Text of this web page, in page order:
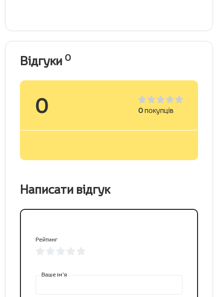
Відгуки 0
0 0покупців
Написати відгук
Рейтинг
Ваше ім’я